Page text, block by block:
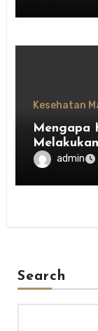
Kesehatan
Mengapa
admin
Search